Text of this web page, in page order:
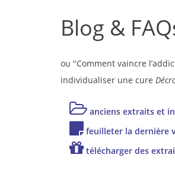
Blog &
ou "Comment vaincre
individualiser une cure
anciens extraits et
feuilleter la dernière
télécharger des